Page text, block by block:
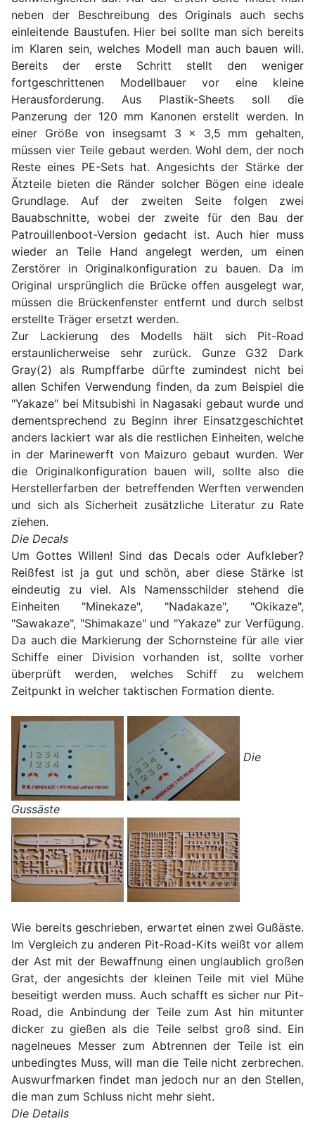
neben der Beschreibung des Originals auch sechs
einleitende Baustufen. Hier bei sollte man sich bereits
im Klaren sein, welches Modell man auch bauen will.
Bereits der erste Schritt stellt den weniger
fortgeschrittenen Modellbauer vor eine kleine
Herausforderung. Aus Plastik-Sheets soll die
Panzerung der 120 mm Kanonen erstellt werden. In
einer Größe von insegsamt 3 x 3,5 mm gehalten,
müssen vier Teile gebaut werden. Wohl dem, der noch
Reste eines PE-Sets hat. Angesichts der Stärke der
Ätzteile bieten die Ränder solcher Bögen eine ideale
Grundlage. Auf der zweiten Seite folgen zwei
Bauabschnitte, wobei der zweite für den Bau der
Patrouillenboot-Version gedacht ist. Auch hier muss
wieder an Teile Hand angelegt werden, um einen
Zerstörer in Originalkonfiguration zu bauen. Da im
Original ursprünglich die Brücke offen ausgelegt war,
müssen die Brückenfenster entfernt und durch selbst
erstellte Träger ersetzt werden.
Zur Lackierung des Modells hält sich Pit-Road
erstaunlicherweise sehr zurück. Gunze G32 Dark
Gray(2) als Rumpffarbe dürfte zumindest nicht bei
allen Schifen Verwendung finden, da zum Beispiel die
"Yakaze" bei Mitsubishi in Nagasaki gebaut wurde und
dementsprechend zu Beginn ihrer Einsatzgeschichtet
anders lackiert war als die restlichen Einheiten, welche
in der Marinewerft von Maizuro gebaut wurden. Wer
die Originalkonfiguration bauen will, sollte also die
Herstellerfarben der betreffenden Werften verwenden
und sich als Sicherheit zusätzliche Literatur zu Rate
ziehen.
Die Decals
Um Gottes Willen! Sind das Decals oder Aufkleber?
Reißfest ist ja gut und schön, aber diese Stärke ist
eindeutig zu viel. Als Namensschilder stehend die
Einheiten "Minekaze", "Nadakaze", "Okikaze",
"Sawakaze", "Shimakaze" und "Yakaze" zur Verfügung.
Da auch die Markierung der Schornsteine für alle vier
Schiffe einer Division vorhanden ist, sollte vorher
überprüft werden, welches Schiff zu welchem
Zeitpunkt in welcher taktischen Formation diente.
Die
Gussäste
Wie bereits geschrieben, erwartet einen zwei Gußäste.
Im Vergleich zu anderen Pit-Road-Kits weißt vor allem
der Ast mit der Bewaffnung einen unglaublich großen
Grat, der angesichts der kleinen Teile mit viel Mühe
beseitigt werden muss. Auch schafft es sicher nur Pit-
Road, die Anbindung der Teile zum Ast hin mitunter
dicker zu gießen als die Teile selbst groß sind. Ein
nagelneues Messer zum Abtrennen der Teile ist ein
unbedingtes Muss, will man die Teile nicht zerbrechen.
Auswurfmarken findet man jedoch nur an den Stellen,
die man zum Schluss nicht mehr sieht.
Die Details